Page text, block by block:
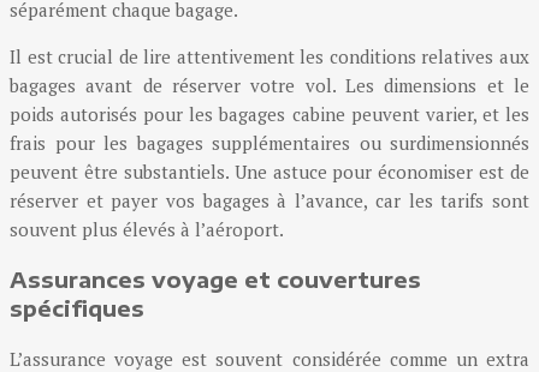
séparément chaque bagage.
Il est crucial de lire attentivement les conditions relatives aux
bagages avant de réserver votre vol. Les dimensions et le
poids autorisés pour les bagages cabine peuvent varier, et les
frais pour les bagages supplémentaires ou surdimensionnés
peuvent être substantiels. Une astuce pour économiser est de
réserver et payer vos bagages à l’avance, car les tarifs sont
souvent plus élevés à l’aéroport.
Assurances voyage et couvertures
spécifiques
L’assurance voyage est souvent considérée comme un extra